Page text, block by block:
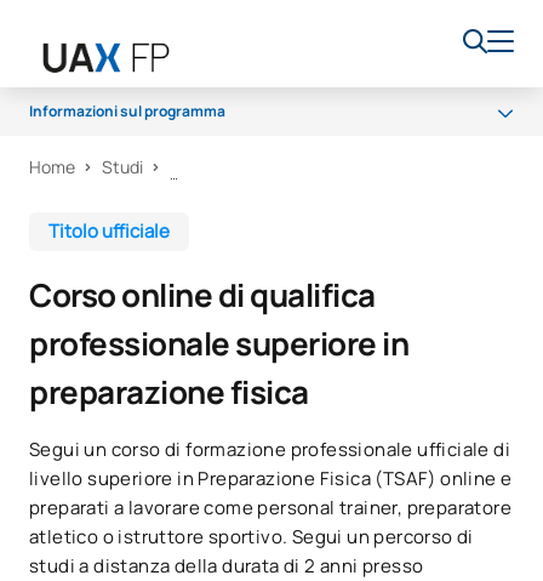
Informazioni sul programma
Programma
Opportunità di carriera
Home Studi
Titolo ufficiale
Corso online di qualifica
professionale superiore in
preparazione fisica
Segui un corso di formazione professionale ufficiale di
livello superiore in Preparazione Fisica (TSAF) online e
preparati a lavorare come personal trainer, preparatore
atletico o istruttore sportivo. Segui un percorso di
studi a distanza della durata di 2 anni presso